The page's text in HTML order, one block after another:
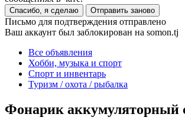
Спасибо, я сделаю Отправить заново
Письмо для подтверждения отправлено
Ваш аккаунт был заблокирован на somon.tj
Все объявления
Хобби, музыка и спорт
Спорт и инвентарь
Туризм / охота / рыбалка
Фонарик аккумуляторный